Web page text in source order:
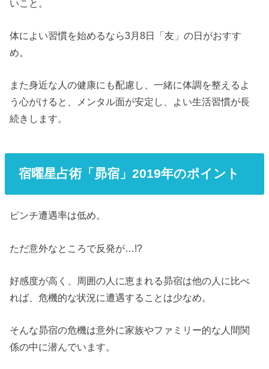
いこと。
体によい習慣を始めるなら3月8日「友」の日がおすす
め。
また身近な人の健康にも配慮し、一緒に体調を整えるよ
う心がけると、メンタル面が安定し、よい生活習慣が長
続きします。
宿曜星占術「昴宿」2019年のポイント
ピンチ遭遇率は低め。
ただ意外なところで反発が…!?
好感度が高く、周囲の人に恵まれる昴宿は他の人に比べ
れば、危機的な状況に遭遇することは少なめ。
そんな昴宿の危機は意外に家族やファミリー的な人間関
係の中に潜んでいます。